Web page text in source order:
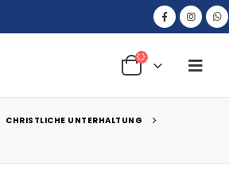
CHRISTLICHE UNTERHALTUNG